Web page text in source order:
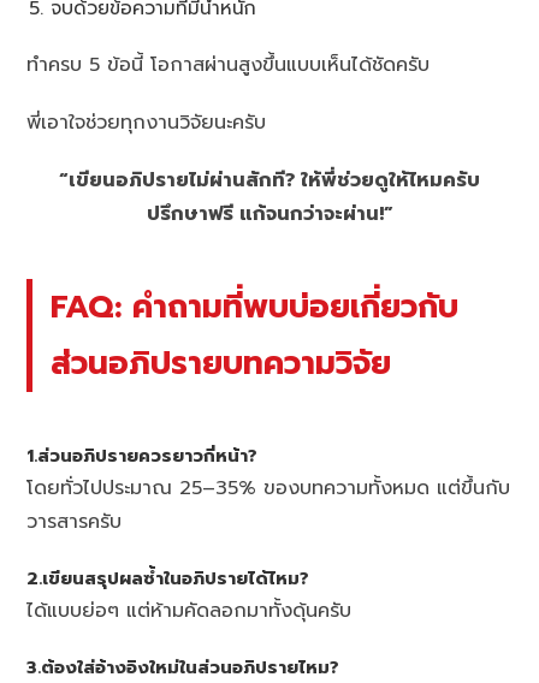
จบด้วยข้อความที่มีน้ำหนัก
ทำครบ 5 ข้อนี้ โอกาสผ่านสูงขึ้นแบบเห็นได้ชัดครับ
พี่เอาใจช่วยทุกงานวิจัยนะครับ
“เขียนอภิปรายไม่ผ่านสักที? ให้พี่ช่วยดูให้ไหมครับ
ปรึกษาฟรี แก้จนกว่าจะผ่าน!”
FAQ: คำถามที่พบบ่อยเกี่ยวกับ
ส่วนอภิปรายบทความวิจัย
1.ส่วนอภิปรายควรยาวกี่หน้า?
โดยทั่วไปประมาณ 25–35% ของบทความทั้งหมด แต่ขึ้นกับ
วารสารครับ
2.เขียนสรุปผลซ้ำในอภิปรายได้ไหม?
ได้แบบย่อๆ แต่ห้ามคัดลอกมาทั้งดุ้นครับ
3.ต้องใส่อ้างอิงใหม่ในส่วนอภิปรายไหม?